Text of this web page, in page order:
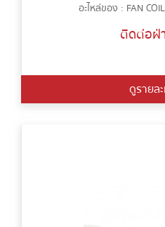
อะไหล่ของ : FAN
ติดต่อฝ่
ดูรายล